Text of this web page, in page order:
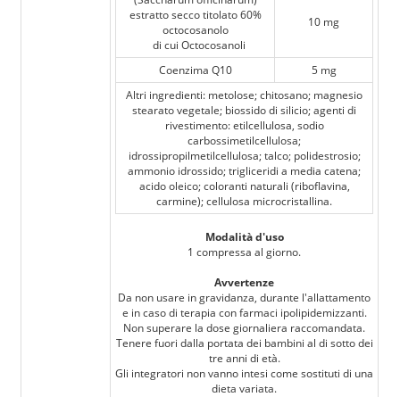
estratto secco titolato 60%
octocosanolo
di cui Octocosanoli
10 mg
Coenzima Q10
5 mg
Altri ingredienti: metolose; chitosano; magnesio
stearato vegetale; biossido di silicio; agenti di
rivestimento: etilcellulosa, sodio
carbossimetilcellulosa;
idrossipropilmetilcellulosa; talco; polidestrosio;
ammonio idrossido; trigliceridi a media catena;
acido oleico; coloranti naturali (riboflavina,
carmine); cellulosa microcristallina.
Modalità d'uso
1 compressa al giorno.
Avvertenze
Da non usare in gravidanza, durante l'allattamento
e in caso di terapia con farmaci ipolipidemizzanti.
Non superare la dose giornaliera raccomandata.
Tenere fuori dalla portata dei bambini al di sotto dei
tre anni di età.
Gli integratori non vanno intesi come sostituti di una
dieta variata.